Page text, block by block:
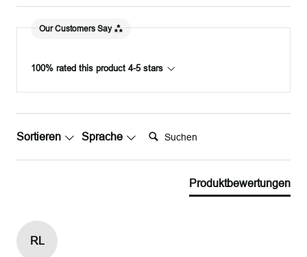
Our Customers Say
100% rated this product 4-5 stars
Sortieren Sprache Suchen:
Produktbewertungen
RL